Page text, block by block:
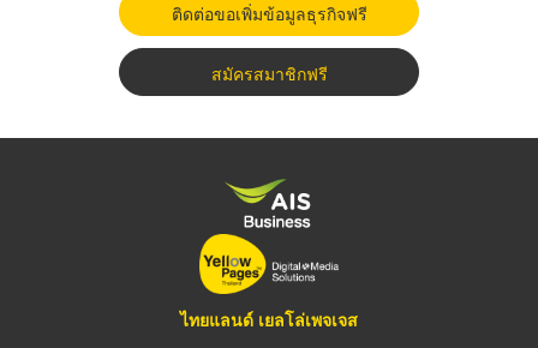
ติดต่อขอเพิ่มข้อมูลธุรกิจฟรี
สมัครสมาชิกฟรี
ไทยแลนด์ เยลโล่เพจเจส